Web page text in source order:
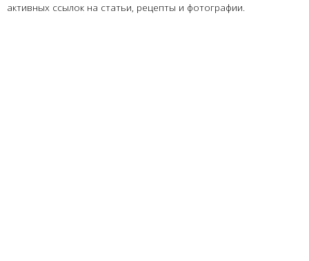
активных ссылок на статьи, рецепты и фотографии.